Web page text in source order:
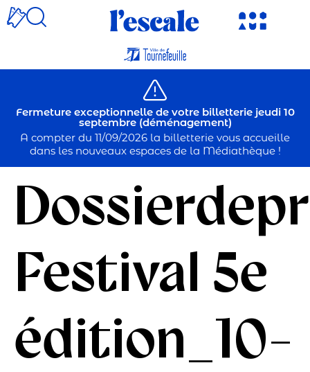
Fermeture exceptionnelle de votre billetterie jeudi 10
septembre (déménagement)
A compter du 11/09/2026 la billetterie vous accueille
dans les nouveaux espaces de la Médiathèque !
Festival 5e
édition_10-